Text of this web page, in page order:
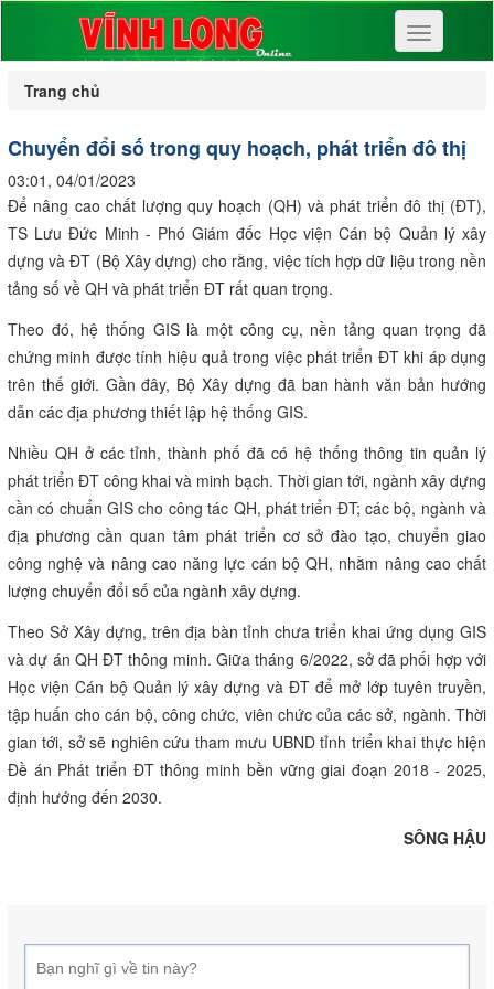
Toggle
navigation
Trang chủ
Chuyển đổi số trong quy hoạch, phát triển đô thị
03:01, 04/01/2023
Để nâng cao chất lượng quy hoạch (QH) và phát triển đô thị (ĐT),
TS Lưu Đức Minh - Phó Giám đốc Học viện Cán bộ Quản lý xây
dựng và ĐT (Bộ Xây dựng) cho rằng, việc tích hợp dữ liệu trong nền
tảng số về QH và phát triển ĐT rất quan trọng.
Theo đó, hệ thống GIS là một công cụ, nền tảng quan trọng đã
chứng minh được tính hiệu quả trong việc phát triển ĐT khi áp dụng
trên thế giới. Gần đây, Bộ Xây dựng đã ban hành văn bản hướng
dẫn các địa phương thiết lập hệ thống GIS.
Nhiều QH ở các tỉnh, thành phố đã có hệ thống thông tin quản lý
phát triển ĐT công khai và minh bạch. Thời gian tới, ngành xây dựng
cần có chuẩn GIS cho công tác QH, phát triển ĐT; các bộ, ngành và
địa phương cần quan tâm phát triển cơ sở đào tạo, chuyển giao
công nghệ và nâng cao năng lực cán bộ QH, nhằm nâng cao chất
lượng chuyển đổi số của ngành xây dựng.
Theo Sở Xây dựng, trên địa bàn tỉnh chưa triển khai ứng dụng GIS
và dự án QH ĐT thông minh. Giữa tháng 6/2022, sở đã phối hợp với
Học viện Cán bộ Quản lý xây dựng và ĐT để mở lớp tuyên truyền,
tập huấn cho cán bộ, công chức, viên chức của các sở, ngành. Thời
gian tới, sở sẽ nghiên cứu tham mưu UBND tỉnh triển khai thực hiện
Đề án Phát triển ĐT thông minh bền vững giai đoạn 2018 - 2025,
định hướng đến 2030.
SÔNG HẬU